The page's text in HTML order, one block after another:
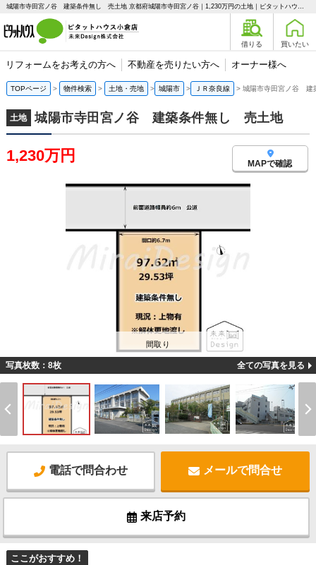
城陽市寺田宮ノ谷 建築条件無し 売土地 京都府城陽市寺田宮ノ谷｜1,230万円の土地｜ピタットハウス小倉店 未来Design株式会社
借りる 買いたい
リフォームをお考えの方へ 不動産を売りたい方へ オーナー様へ
TOPページ 物件検索 土地・売地 城陽市 ＪＲ奈良線 城陽市寺田宮ノ谷 建
土地 城陽市寺田宮ノ谷 建築条件無し 売土地
1,230万円 MAPで確認
間取り
写真枚数：8枚 全ての写真を見る
電話で問合わせ メールで問合せ
来店予約
ここがおすすめ！